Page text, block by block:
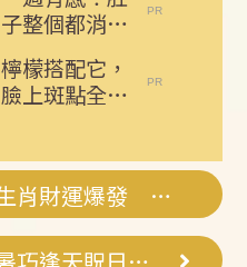
子整個都消下
去了！免節
食，排空順暢
就夠
檸檬搭配它，
臉上斑點全部
爽買威力彩！3生肖財運爆發 大獎中不停